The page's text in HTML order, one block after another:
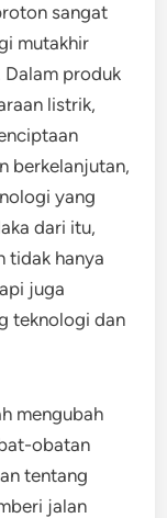
sangat
mutakhir
Dalam produk
listrik,
berkelanjutan,
yang
dari itu,
tidak hanya
juga
teknologi dan
mengubah
obatan
tentang
jalan